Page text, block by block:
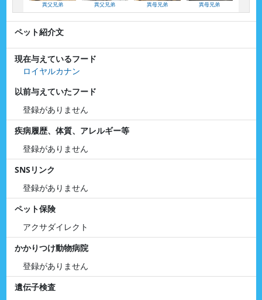
異父兄弟 異父兄弟 異母兄弟 異母兄弟
ペット紹介文
現在与えているフード
ロイヤルカナン
以前与えていたフード
登録がありません
疾病履歴、体質、アレルギー等
登録がありません
SNSリンク
登録がありません
ペット保険
アクサダイレクト
かかりつけ動物病院
登録がありません
遺伝子検査